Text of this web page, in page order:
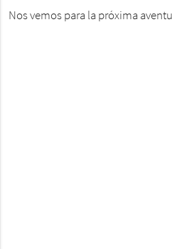
Nos vemos para la próxima